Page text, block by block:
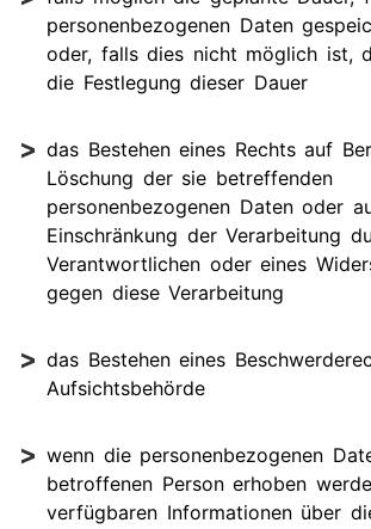
personenbezogenen Daten
oder, falls dies nicht möglich ist,
die Festlegung dieser Dauer
das Bestehen eines Rechts auf
Löschung der sie betreffenden
personenbezogenen Daten oder
Einschränkung der Verarbeitung
Verantwortlichen oder eines
gegen diese Verarbeitung
das Bestehen eines
Aufsichtsbehörde
wenn die personenbezogenen
betroffenen Person erhoben
verfügbaren Informationen über